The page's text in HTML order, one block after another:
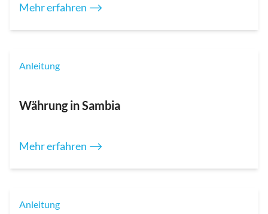
Mehr erfahren ⟶
Anleitung
Währung in Sambia
Mehr erfahren ⟶
Anleitung